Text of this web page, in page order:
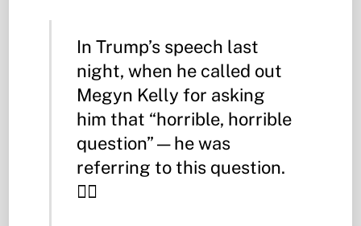
In Trump’s speech last
night, when he called out
Megyn Kelly for asking
him that “horrible, horrible
question” — he was
referring to this question.
👇🏻